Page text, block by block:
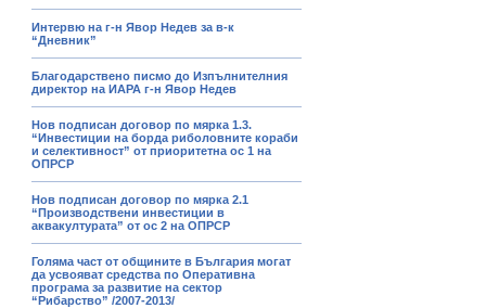
Интервю на г-н Явор Недев за в-к
“Дневник”
Благодарствено писмо до Изпълнителния
директор на ИАРА г-н Явор Недев
Нов подписан договор по мярка 1.3.
“Инвестиции на борда риболовните кораби
и селективност” от приоритетна ос 1 на
ОПРСР
Нов подписан договор по мярка 2.1
“Производствени инвестиции в
аквакултурата” от ос 2 на ОПРСР
Голяма част от общините в България могат
да усвояват средства по Оперативна
програма за развитие на сектор
“Рибарство” /2007-2013/